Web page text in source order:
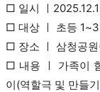
□ 일시 ㅣ
□ 대상 ㅣ 초등
□ 장소 ㅣ 삼청공
□ 내용 ㅣ 가족이
이(역할극 및 만들